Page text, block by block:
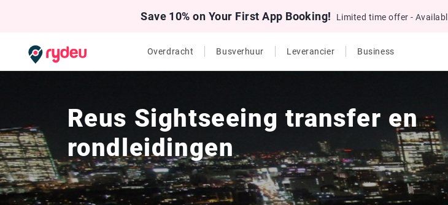
Save 10% on Your First App Booking! Limited time offer -
Overdracht Busverhuur Leverancier Business
Reus Sightseeing transfer en
rondleidingen